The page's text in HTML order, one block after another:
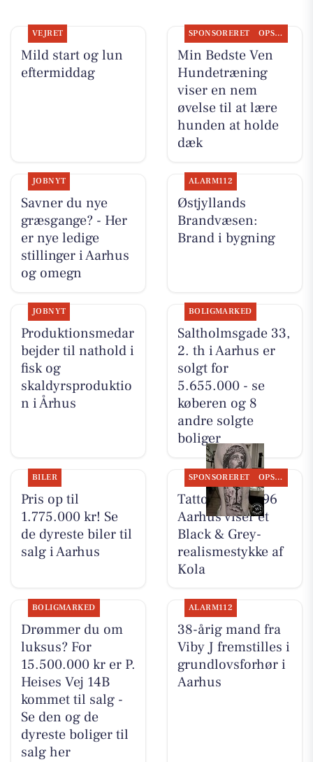
VEJRET
Mild start og lun
eftermiddag
SPONSORERET OPSLAGSTAVLEN
Min Bedste Ven
Hundetræning
viser en nem
øvelse til at lære
hunden at holde
dæk
JOBNYT
Savner du nye
græsgange? - Her
er nye ledige
stillinger i Aarhus
og omegn
ALARM112
Østjyllands
Brandvæsen:
Brand i bygning
JOBNYT
Produktionsmedar
bejder til nathold i
fisk og
skaldyrsproduktio
n i Århus
BOLIGMARKED
Saltholmsgade 33,
2. th i Aarhus er
solgt for
5.655.000 - se
køberen og 8
andre solgte
boliger
BILER
Pris op til
1.775.000 kr! Se
de dyreste biler til
salg i Aarhus
SPONSORERET OPSLAGSTAVLEN
Tattoo Studio 96
Aarhus viser et
Black & Grey-
realismestykke af
Kola
BOLIGMARKED
Drømmer du om
luksus? For
15.500.000 kr er P.
Heises Vej 14B
kommet til salg -
Se den og de
dyreste boliger til
salg her
ALARM112
38-årig mand fra
Viby J fremstilles i
grundlovsforhør i
Aarhus